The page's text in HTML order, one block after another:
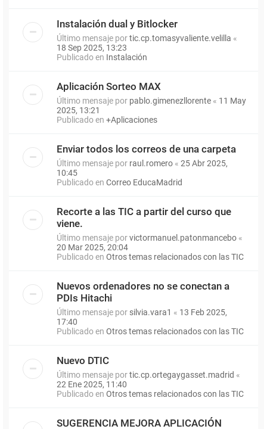
Instalación dual y Bitlocker
Último mensaje portic.cp.tomasyvaliente.velilla «
18 Sep 2025, 13:23
Publicado en Instalación
Aplicación Sorteo MAX
Último mensaje por pablo.gimenezllorente « 11 May
2025, 13:21
Publicado en +Aplicaciones
Enviar todos los correos de una carpeta
Último mensaje por raul.romero « 25 Abr 2025,
10:45
Publicado en Correo EducaMadrid
Recorte a las TIC a partir del curso que
viene.
Último mensaje porvictormanuel.patonmancebo «
20 Mar 2025, 20:04
Publicado en Otros temas relacionados con las TIC
Nuevos ordenadores no se conectan a
PDIs Hitachi
Último mensaje por silvia.vara1 « 13 Feb 2025,
17:40
Publicado en Otros temas relacionados con las TIC
Nuevo DTIC
Último mensaje portic.cp.ortegaygasset.madrid «
22 Ene 2025, 11:40
Publicado en Otros temas relacionados con las TIC
SUGERENCIA MEJORA APLICACIÓN